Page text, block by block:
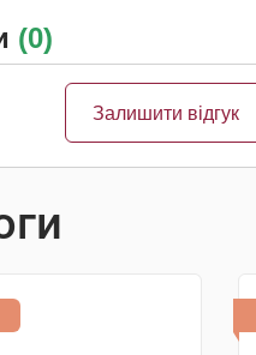
(0)
Залишити відгук